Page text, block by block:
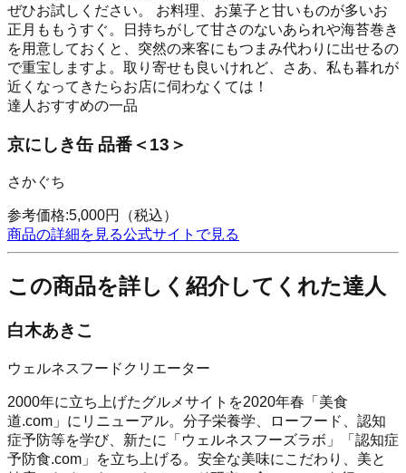
ぜひお試しください。 お料理、お菓子と甘いものが多いお
正月ももうすぐ。日持ちがして甘さのないあられや海苔巻き
を用意しておくと、突然の来客にもつまみ代わりに出せるの
で重宝しますよ。取り寄せも良いけれど、さあ、私も暮れが
近くなってきたらお店に伺わなくては！
達人おすすめの一品
京にしき缶 品番＜13＞
さかぐち
参考価格:5,000円
（税込）
商品の詳細を見る公式サイトで見る
この商品を詳しく紹介してくれた達人
白木あきこ
ウェルネスフードクリエーター
2000年に立ち上げたグルメサイトを2020年春「美食
道.com」にリニューアル。分子栄養学、ローフード、認知
症予防等を学び、新たに「ウェルネスフーズラボ」「認知症
予防食.com」を立ち上げる。安全な美味にこだわり、美と